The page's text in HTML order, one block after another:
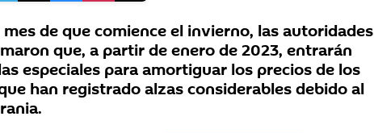
de que comience el invierno, las autoridades
que, a partir de enero de 2023, entrarán
especiales para amortiguar los precios de los
han registrado alzas considerables debido al